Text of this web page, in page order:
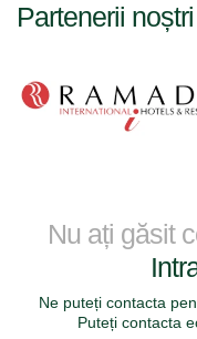
Partenerii noștri
Nu ați găsit
Ne puteți contacta
Puteți contacta